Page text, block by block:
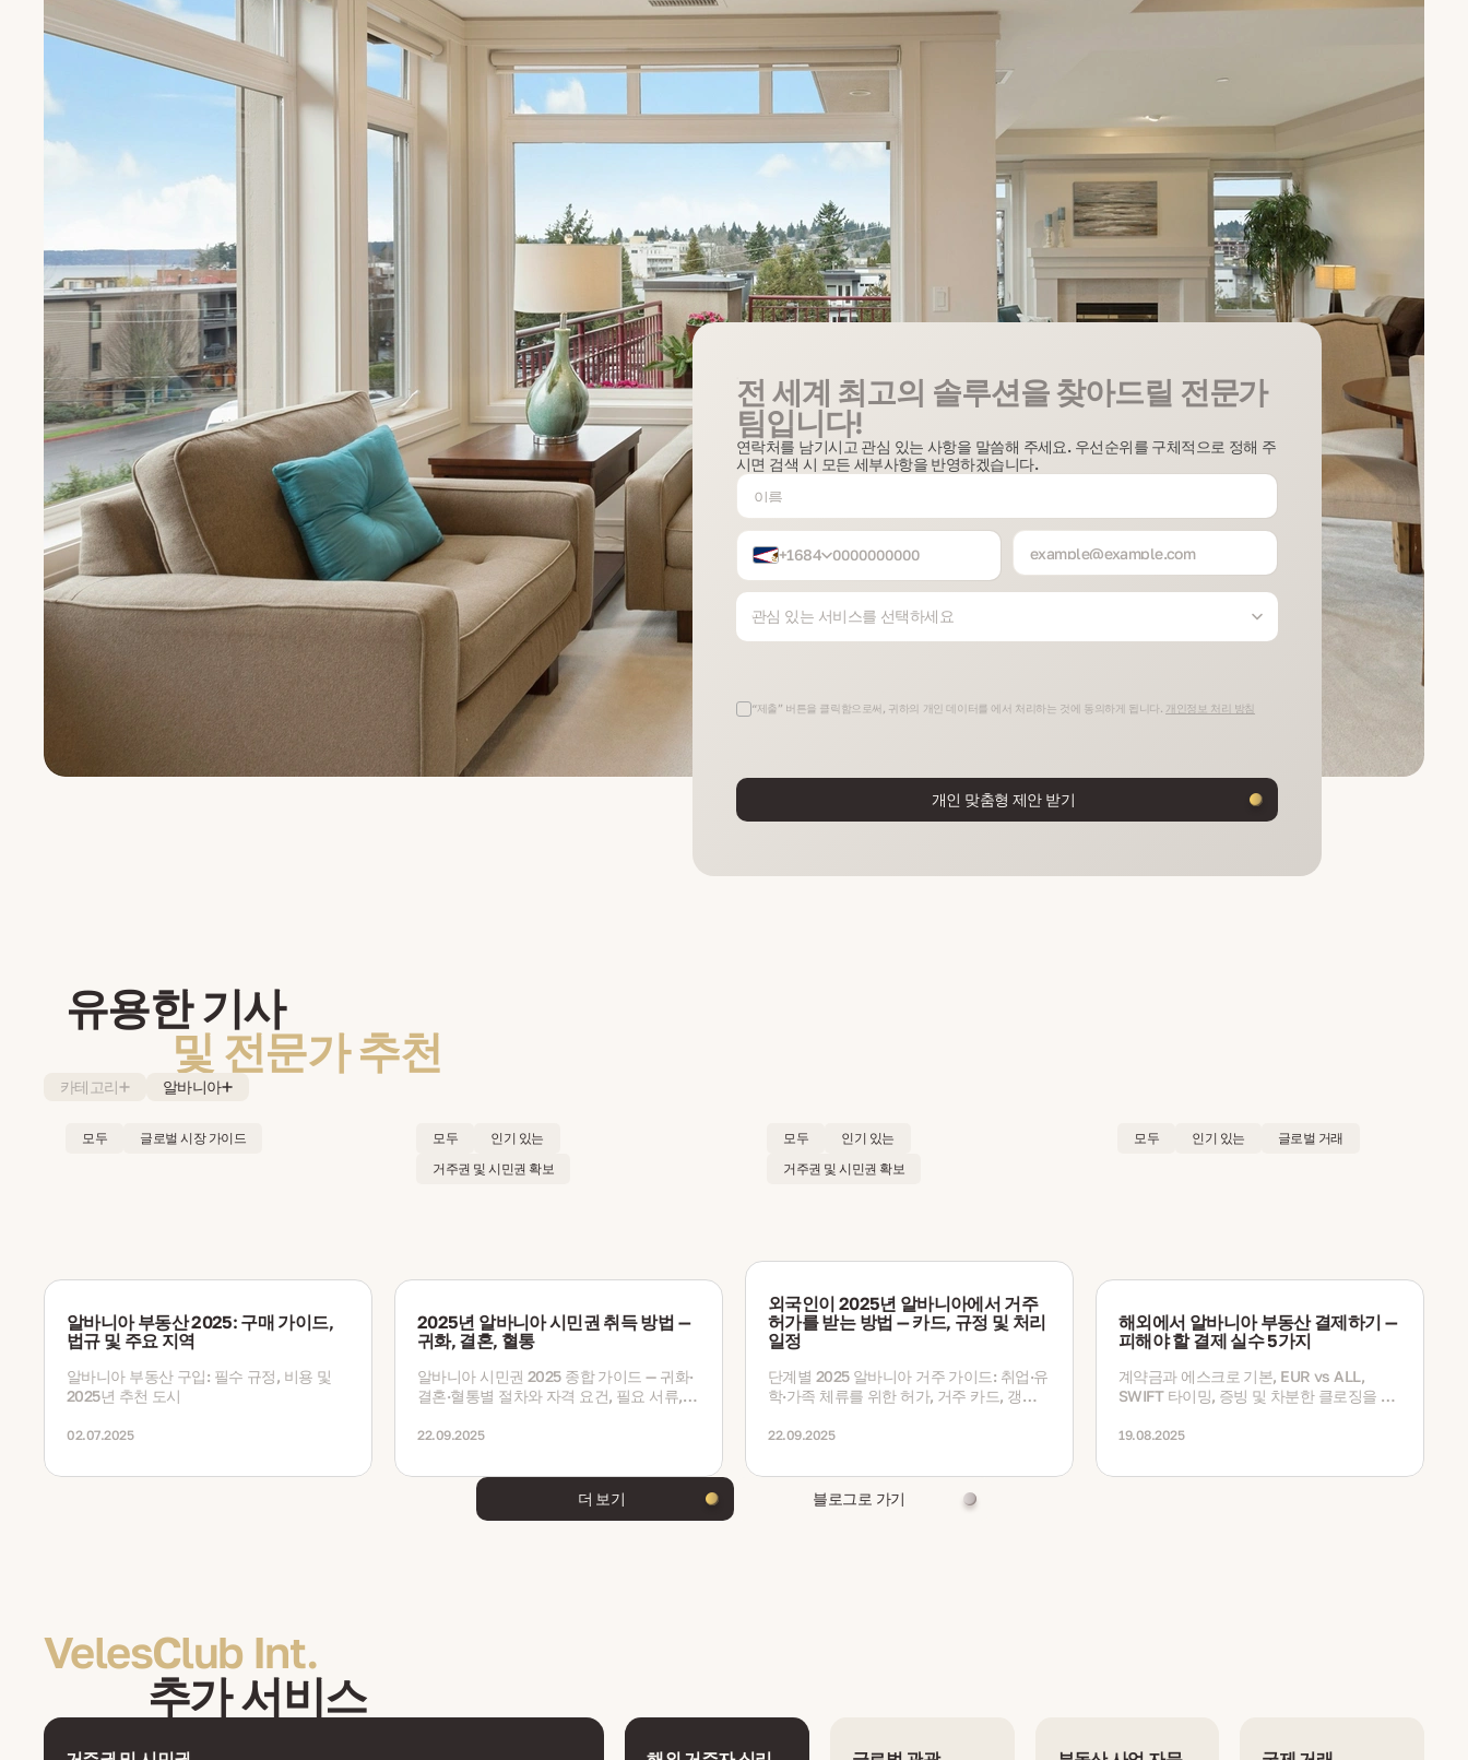
전 세계 최고의 솔루션을 찾아드릴 전문가
팀입니다!
연락처를 남기시고 관심 있는 사항을 말씀해 주세요. 우선순위를 구체적으로 정해 주
시면 검색 시 모든 세부사항을 반영하겠습니다.
+1684
관심 있는 서비스를 선택하세요
“제출” 버튼을 클릭함으로써, 귀하의 개인 데이터를 에서 처리하는 것에 동의하게 됩니다. 개인정보 처리 방침
개인 맞춤형 제안 받기
유용한 기사
및 전문가 추천
카테고리 알바니아
모두 글로벌 시장 가이드
알바니아 부동산 2025: 구매 가이드,
법규 및 주요 지역
알바니아 부동산 구입: 필수 규정, 비용 및
2025년 추천 도시
02.07.2025
모두
인기 있는
거주권 및 시민권 확보
2025년 알바니아 시민권 취득 방법 —
귀화, 결혼, 혈통
알바니아 시민권 2025 종합 가이드 — 귀화·
결혼·혈통별 절차와 자격 요건, 필요 서류,
다.
22.09.2025
모두
인기 있는
거주권 및 시민권 확보
외국인이 2025년 알바니아에서 거주
허가를 받는 방법 — 카드, 규정 및 처리
일정
단계별 2025 알바니아 거주 가이드: 취업·유
학·가족 체류를 위한 허가, 거주 카드, 갱신,
22.09.2025
모두 인기 있는 글로벌 거래
해외에서 알바니아 부동산 결제하기 —
피해야 할 결제 실수 5가지
계약금과 에스크로 기본, EUR vs ALL,
SWIFT 타이밍, 증빙 및 차분한 클로징을 위
19.08.2025
더 보기 블로그로 가기
VelesClub Int.
추가 서비스